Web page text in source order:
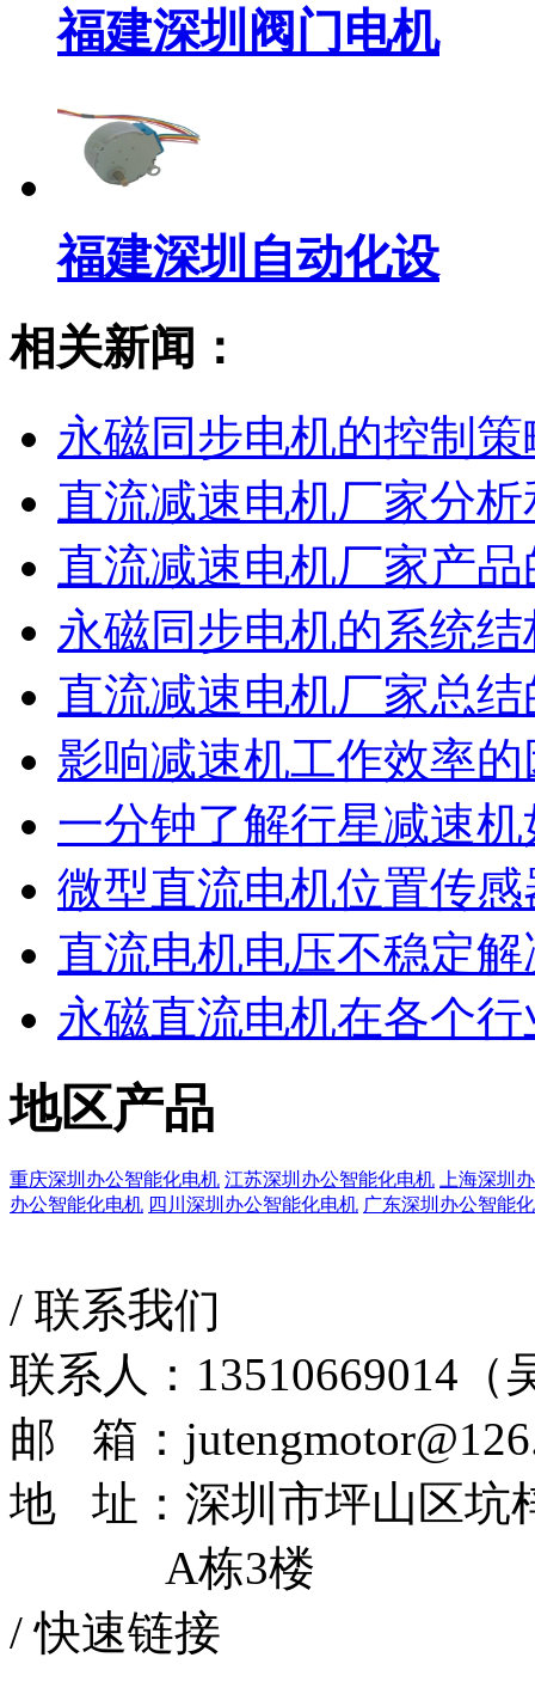
福建深圳阀门电机
福建深圳自动化设
相关新闻：
永磁同步电机的控制策
直流减速电机厂家分
直流减速电机厂家产
永磁同步电机的系统结
直流减速电机厂家总
影响减速机工作效率
一分钟了解行星减速
微型直流电机位置传
直流电机电压不稳定
永磁直流电机在各个
地区产品
重庆深圳办公智能化电机 江苏深圳办公智能化电机
上海深圳
办公智能化电机 四川深圳办公智能化电机 广东深圳办公智能
/ 联系我们
联系人：13510669014（
邮 箱：
地 址：深圳市坪山区坑
A栋3楼
/快速链接